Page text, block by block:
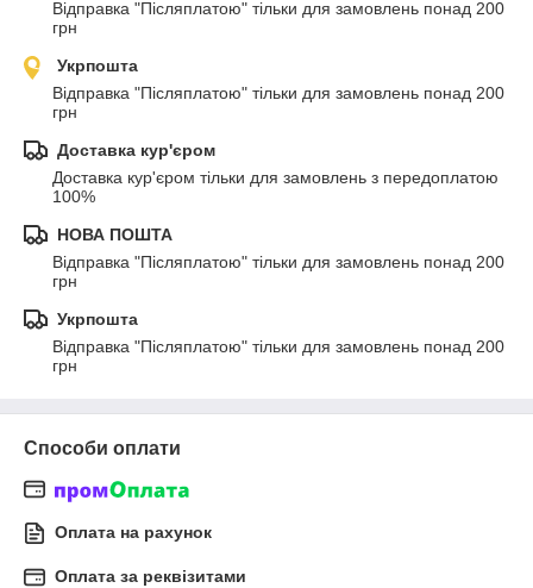
Відправка "Післяплатою" тільки для замовлень понад 200
грн
Укрпошта
Відправка "Післяплатою" тільки для замовлень понад 200
грн
Доставка кур'єром
Доставка кур'єром тільки для замовлень з передоплатою
100%
НОВА ПОШТА
Відправка "Післяплатою" тільки для замовлень понад 200
грн
Укрпошта
Відправка "Післяплатою" тільки для замовлень понад 200
грн
Способи оплати
Оплата на рахунок
Оплата за реквізитами